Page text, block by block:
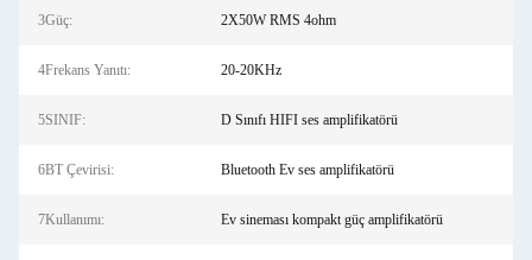
3Güç: 2X50W RMS 4ohm
4Frekans Yanıtı: 20-20KHz
5SINIF: D Sınıfı HIFI ses amplifikatörü
6BT Çevirisi: Bluetooth Ev ses amplifikatörü
7Kullanımı: Ev sineması kompakt güç amplifikatörü